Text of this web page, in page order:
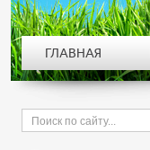
ГЛАВНАЯ